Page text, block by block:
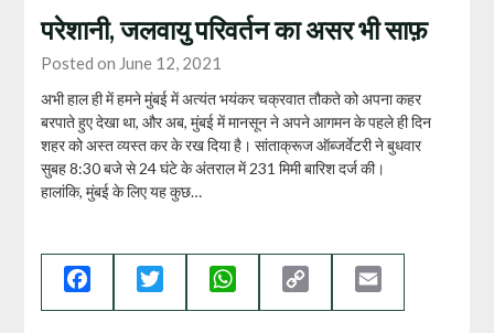
परेशानी, जलवायु परिवर्तन का असर भी साफ़
Posted on June 12, 2021
अभी हाल ही में हमने मुंबई में अत्यंत भयंकर चक्रवात तौकते को अपना कहर
बरपाते हुए देखा था, और अब, मुंबई में मानसून ने अपने आगमन के पहले ही दिन
शहर को अस्त व्यस्त कर के रख दिया है। सांताक्रूज ऑब्जर्वेटरी ने बुधवार
सुबह 8:30 बजे से 24 घंटे के अंतराल में 231 मिमी बारिश दर्ज की।
हालांकि, मुंबई के लिए यह कुछ…
Facebook Twitter WhatsApp